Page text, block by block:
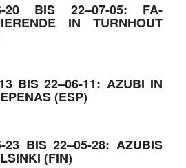
20 BIS 22–07-05: FA-
IN TURN­HOUT
BIS 22–06-11: AZUBI IN
(ESP)
23 BIS 22–05-28: AZUBIS
(FIN)